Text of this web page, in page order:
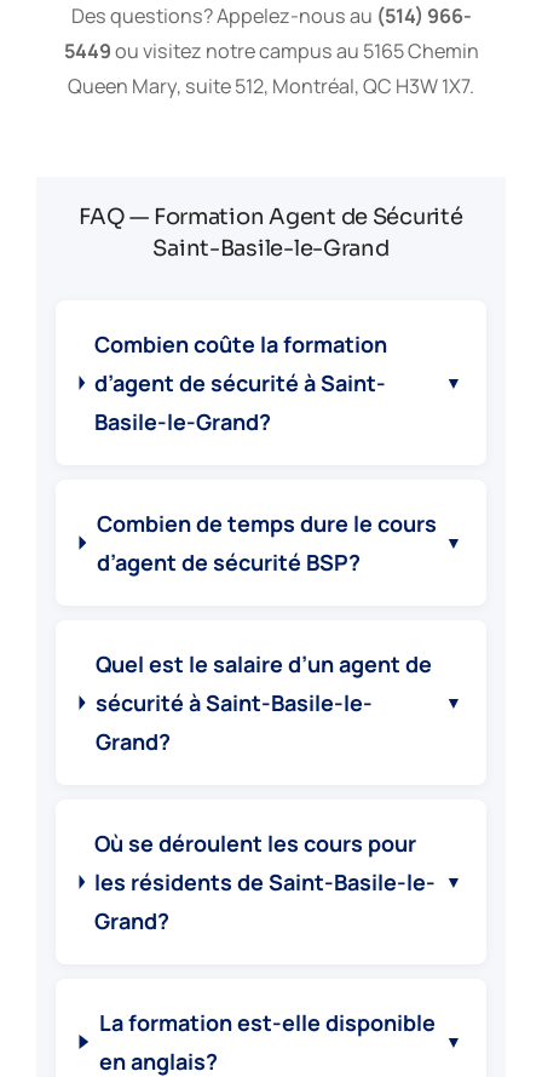
Des questions? Appelez-nous au (514) 966-
5449ou visitez notre campus au 5165 Chemin
Queen Mary, suite 512, Montréal, QC H3W 1X7.
FAQ — Formation Agent de Sécurité
Saint-Basile-le-Grand
Combien coûte la formation
d’agent de sécurité à Saint-
Basile-le-Grand?
▼
Combien de temps dure le cours
d’agent de sécurité BSP?
▼
Quel est le salaire d’un agent de
sécurité à Saint-Basile-le-
Grand?
▼
Où se déroulent les cours pour
les résidents de Saint-Basile-le-
Grand?
▼
La formation est-elle disponible
en anglais?
▼